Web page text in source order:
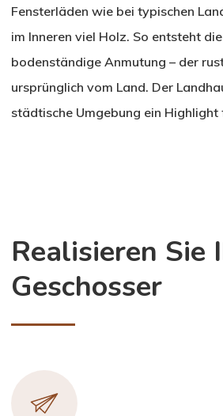
Fensterläden wie bei typischen
im Inneren viel Holz. So entsteht
bodenständige Anmutung – der
ursprünglich vom Land. Der
städtische Umgebung ein Highlight
Realisieren Sie
Geschosser